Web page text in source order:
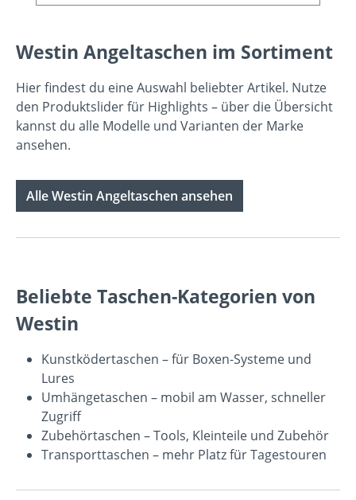
Westin Angeltaschen im Sortiment
Hier findest du eine Auswahl beliebter Artikel. Nutze
den Produktslider für Highlights – über die Übersicht
kannst du alle Modelle und Varianten der Marke
ansehen.
Alle Westin Angeltaschen ansehen
Beliebte Taschen-Kategorien von
Westin
Kunstködertaschen – für Boxen-Systeme und
Lures
Umhängetaschen – mobil am Wasser, schneller
Zugriff
Zubehörtaschen – Tools, Kleinteile und Zubehör
Transporttaschen – mehr Platz für Tagestouren